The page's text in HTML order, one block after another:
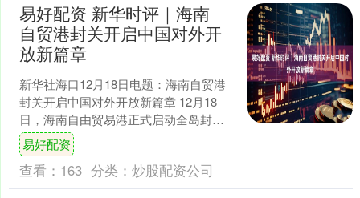
易好配资 新华时评｜海南
自贸港封关开启中国对外开
放新篇章
新华社海口12月18日电题：海南自贸港
封关开启中国对外开放新篇章 12月18
日，海南自由贸易港正式启动全岛封
关。这是中国坚定不移扩大高水平对外
开放、推动建设开放....
易好配资
查看： 163 分类： 炒股配资公司